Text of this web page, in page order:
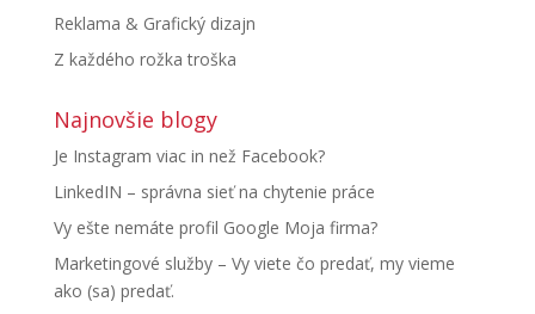
Reklama & Grafický dizajn
Z každého rožka troška
Najnovšie blogy
Je Instagram viac in než Facebook?
LinkedIN – správna sieť na chytenie práce
Vy ešte nemáte profil Google Moja firma?
Marketingové služby – Vy viete čo predať, my vieme
ako (sa) predať.